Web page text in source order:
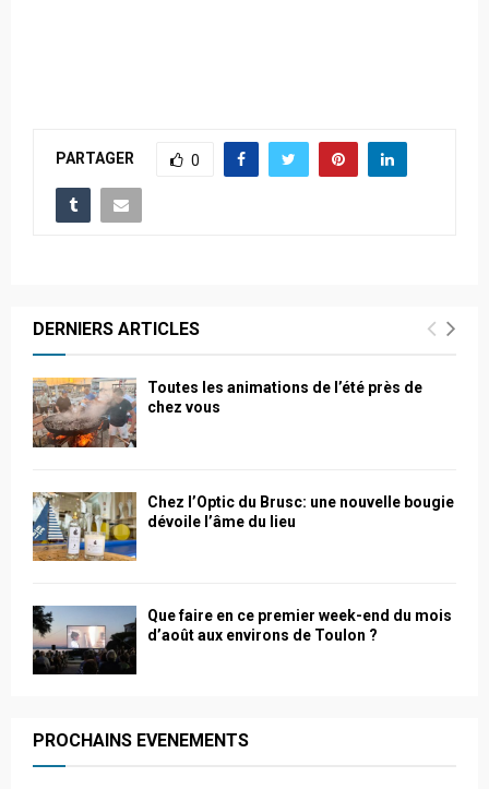
PARTAGER 0
DERNIERS ARTICLES
Toutes les animations de l’été près de
chez vous
Chez l’Optic du Brusc: une nouvelle bougie
dévoile l’âme du lieu
Que faire en ce premier week-end du mois
d’août aux environs de Toulon ?
PROCHAINS EVENEMENTS